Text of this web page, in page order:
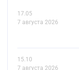
17.05
7 августа 2026
15.10
7 августа 2026